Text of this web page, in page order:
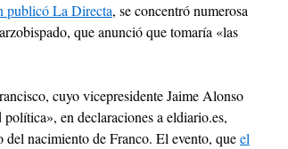
publicó La Directa, se concentró numerosa
que anunció que tomaría «las
cuyo vicepresidente Jaime Alonso
en declaraciones a eldiario.es,
nacimiento de Franco. El evento, queel